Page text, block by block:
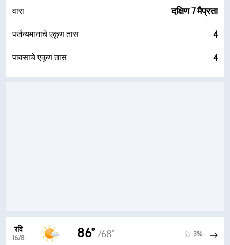
वारा दक्षिण 7 मैप्रता
पर्जन्यमानाचे एकूण तास 4
पावसाचे एकूण तास 4
रवि
16/8
86° /68° 3%